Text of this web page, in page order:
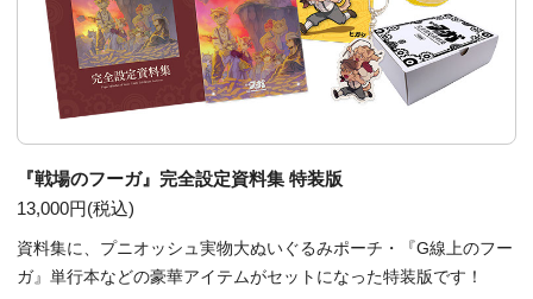
『戦場のフーガ』完全設定資料集 特装版
13,000円(税込)
資料集に、プニオッシュ実物大ぬいぐるみポーチ・『G線上のフー
ガ』単行本などの豪華アイテムがセットになった特装版です！